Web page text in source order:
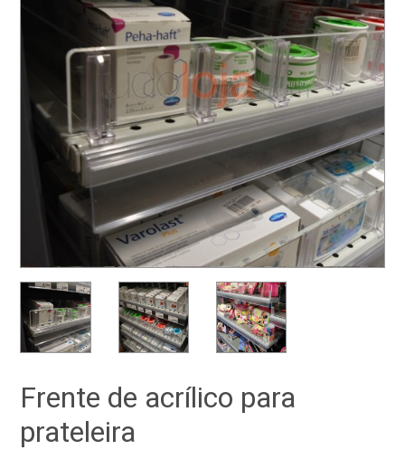
Frente de acrílico para
prateleira